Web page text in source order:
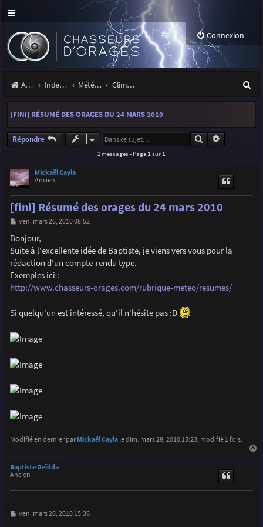
Connexion
Accueil Index du forum Météo et climatologie des orages Climatologie des orages
e
[FINI] RÉSUMÉ DES ORAGES DU 24 MARS 2010
Répondre Rechercher
2 messages • Page 1 sur 1
Mickaël Cayla
Ancien
[fini] Résumé des orages du 24 mars 2010
M
s
s
a
g
e
ven. mars 26, 2010 08:52
Bonjour,
Suite à l'excellente idée de Baptiste, je viens vers vous pour la
rédaction d'un compte-rendu type.
Exemples ici :
http://www.chasseurs-orages.com/rubrique-meteo/resumes/
Si quelqu'un est intéressé, qu'il n'hésite pas :D
Modifié en dernier par Mickaël Caylale dim. mars 28, 2010 15:23, modifié 1 fois.
Baptiste Deïdda
Ancien
M
ven. mars 26, 2010 15:36